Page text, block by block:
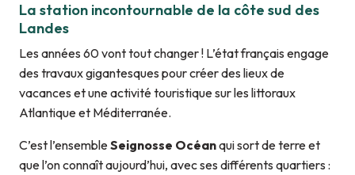
La station incontournable de la côte sud des
Landes
Les années 60 vont tout changer ! L’état français engage
des travaux gigantesques pour créer des lieux de
vacances et une activité touristique sur les littoraux
Atlantique et Méditerranée.
C’est l’ensembleSeignosse Océanqui sort de terre et
que l’on connaît aujourd’hui, avec ses différents quartiers :